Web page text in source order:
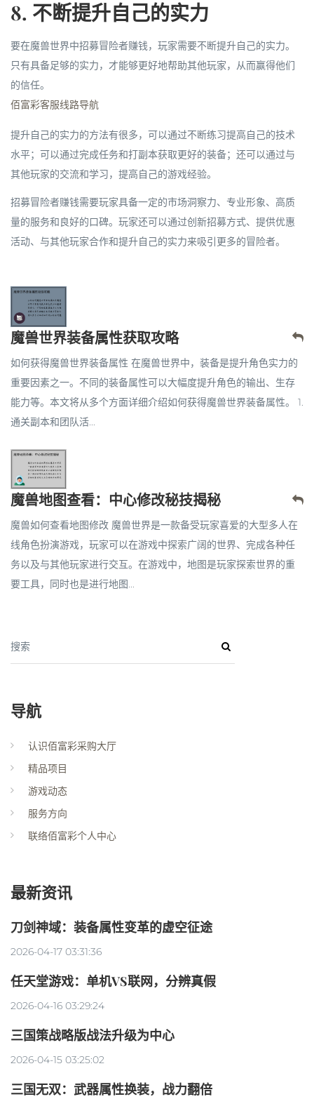
8. 不断提升自己的实力
要在魔兽世界中招募冒险者赚钱，玩家需要不断提升自己的实力。
只有具备足够的实力，才能够更好地帮助其他玩家，从而赢得他们
的信任。
佰富彩客服线路导航
提升自己的实力的方法有很多，可以通过不断练习提高自己的技术
水平；可以通过完成任务和打副本获取更好的装备；还可以通过与
其他玩家的交流和学习，提高自己的游戏经验。
招募冒险者赚钱需要玩家具备一定的市场洞察力、专业形象、高质
量的服务和良好的口碑。玩家还可以通过创新招募方式、提供优惠
活动、与其他玩家合作和提升自己的实力来吸引更多的冒险者。
魔兽世界装备属性获取攻略
如何获得魔兽世界装备属性 在魔兽世界中，装备是提升角色实力的
重要因素之一。不同的装备属性可以大幅度提升角色的输出、生存
能力等。本文将从多个方面详细介绍如何获得魔兽世界装备属性。 1.
通关副本和团队活...
魔兽地图查看：中心修改秘技揭秘
魔兽如何查看地图修改 魔兽世界是一款备受玩家喜爱的大型多人在
线角色扮演游戏，玩家可以在游戏中探索广阔的世界、完成各种任
务以及与其他玩家进行交互。在游戏中，地图是玩家探索世界的重
要工具，同时也是进行地图...
搜索
导航
认识佰富彩采购大厅
精品项目
游戏动态
服务方向
联络佰富彩个人中心
最新资讯
刀剑神域：装备属性变革的虚空征途
2026-04-17 03:31:36
任天堂游戏：单机VS联网，分辨真假
2026-04-16 03:29:24
三国策战略版战法升级为中心
2026-04-15 03:25:02
三国无双：武器属性换装，战力翻倍